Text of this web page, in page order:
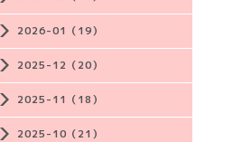
2026-01（19）
2025-12（20）
2025-11（18）
2025-10（21）